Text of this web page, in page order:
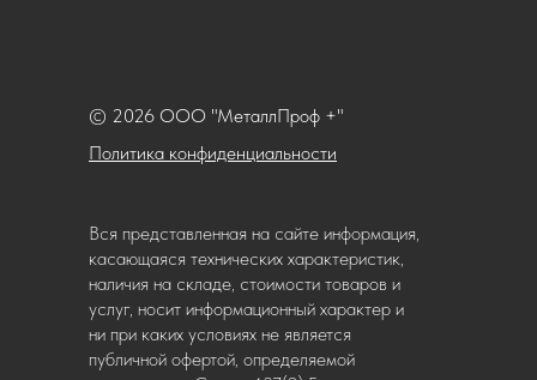
Политика конфиденциальности
© 2026 ООО "МеталлПроф +"
Вся представленная на сайте информация,
касающаяся технических характеристик,
наличия на складе, стоимости товаров и
услуг, носит информационный характер и
ни при каких условиях не является
публичной офертой, определяемой